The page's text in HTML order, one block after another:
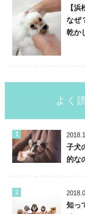
【
なぜ
乾か
よく
子犬
的な
知っ